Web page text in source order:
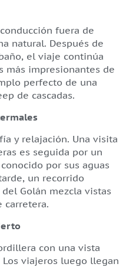
fuera de
natural. Después de
el viaje continúa
más impresionantes de
perfecto de una
de cascadas.
y relajación. Una visita
es seguida por un
por sus aguas
un recorrido
Golán mezcla vistas
carretera.
con una vista
viajeros luego llegan